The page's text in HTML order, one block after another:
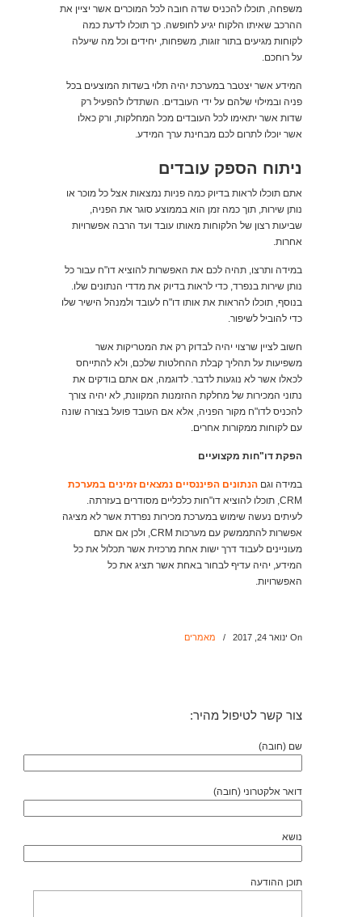
משפחה, תוכלו להכניס שדה חובה לכל המוכרים אשר יציין את
ההרכב שאיתו הלקוח יגיע לחופשה. כך תוכלו לדעת כמה
לקוחות מגיעים בתור זוגות, משפחות, יחידים וכל מה שיעלה
על רוחכם.
המידע אשר יצטבר במערכת יהיה תלוי בשדות המוצעים בכל
פניה ובמילוי שלהם על ידי העובדים. השתדלו להפעיל רק
שדות אשר יתאימו לכל העובדים מכל המחלקות, ורק כאלו
אשר יוכלו לתרום לכם מבחינת ערך המידע.
ניתוח הספק עובדים
אתם תוכלו לראות בדיוק כמה פניות נמצאות אצל כל מוכר או
נותן שירות, תוך כמה זמן הוא בממוצע סוגר את הפניה,
שביעות רצון של הלקוחות מאותו עובד ועד הרבה אפשרויות
אחרות.
במידה ותרצו, תהיה לכם את האפשרות להוציא דו"ח עבור כל
נותן שירות בנפרד, כדי לראות בדיוק את מדדי הנתונים שלו.
בנוסף, תוכלו להראות את אותו דו"ח לעובד ולמנהל הישיר שלו
כדי להוביל לשיפור.
חשוב לציין שרצוי יהיה לבדוק רק את המטריקות אשר
משפיעות על תהליך קבלת ההחלטות שלכם, ולא להתייחס
לכאלו אשר לא נוגעות לדבר. לדוגמה, אם אתם בודקים את
נתוני המכירות של מחלקת ההזמנות המקוונת, לא יהיה צורך
להכניס לדו"ח מקור הפניה, אלא אם העובד פועל בצורה שונה
עם לקוחות ממקורות אחרים.
הפקת דו"חות מקצועיים
במידה וגם הנתונים הפיננסיים נמצאים זמינים במערכת
CRM, תוכלו להוציא דו"חות כלכליים מסודרים בעזרתה.
לעיתים נעשה שימוש במערכת מכירות נפרדת אשר לא מציגה
אפשרות להתממשק עם מערכות CRM, ולכן אם אתם
מעוניינים לעבוד דרך ישות אחת מרכזית אשר תכלול את כל
המידע, יהיה עדיף לבחור באחת אשר תציג את כל
האפשרויות.
On ינואר 24, 2017 / מאמרים
צור קשר לטיפול מהיר:
שם (חובה)
דואר אלקטרוני (חובה)
נושא
תוכן ההודעה